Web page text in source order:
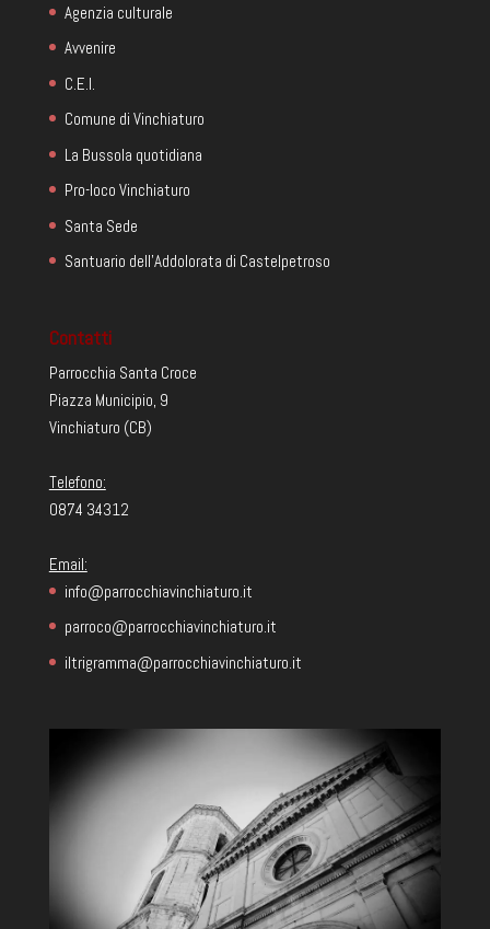
Agenzia culturale
Avvenire
C.E.I.
Comune di Vinchiaturo
La Bussola quotidiana
Pro-loco Vinchiaturo
Santa Sede
Santuario dell'Addolorata di Castelpetroso
Contatti
Parrocchia Santa Croce
Piazza Municipio, 9
Vinchiaturo (CB)
Telefono:
0874 34312
Email:
info@parrocchiavinchiaturo.it
parroco@parrocchiavinchiaturo.it
iltrigramma@parrocchiavinchiaturo.it